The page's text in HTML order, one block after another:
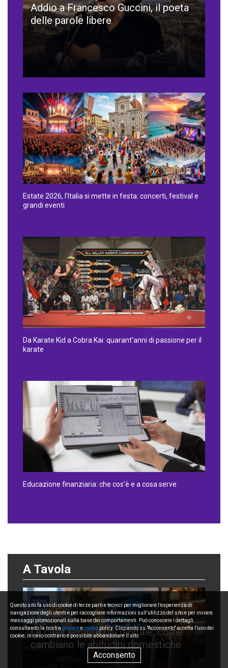
Addio a Francesco Guccini, il poeta
delle parole libere
Estate 2026, l’Italia si mette in festa: concerti, festival e
grandi eventi
Da Karate Kid a Cobra Kai: quarant’anni di passione per il
karate
Educazione finanziaria: che cos’è e a cosa serve
A Tavola
TECH
23 Giugno 2026
La casa sempre più digitale: come
cambiano le abitudini domestiche
Questo sito fa uso di cookie di terze parti e tecnici per migliorare l’esperienza di
navigazione degli utenti e per raccogliere informazioni sull’utilizzo del sito e per inviare
messaggi promozionali sulla base dei comportamenti. Può conoscere i dettagli
consultando la nostra privacyecookie policy. Cliccando su "Acconsento" accetta l’uso dei
cookie; in caso contrario è possibile abbandonare il sito.
Acconsento